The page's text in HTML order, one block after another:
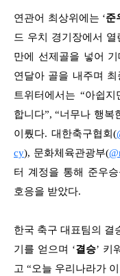
연관어 최상위에는 ‘준
드 우치 경기장에서
만에 선제골을 넣어
연달아 골을 내주며
트위터에서는 “아쉽
합니다”, “너무나 행복
이뤘다. 대한축구협회(
cy), 문화체육관광부(
터 계정을 통해 준우
호응을 받았다.
한국 축구 대표팀의 결
기를 얻으며 ‘결승’ 키
고 “오늘 우리나라가